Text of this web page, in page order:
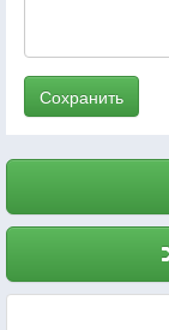
Сохранить